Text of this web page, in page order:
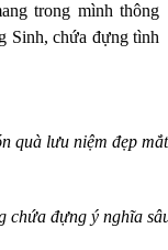
trong mình thông
Sinh, chứa đựng tình
quà lưu niệm đẹp
đựng ý nghĩa